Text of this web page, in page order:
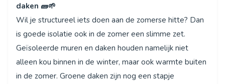
daken 🧱🌱
Wil je structureel iets doen aan de zomerse hitte? Dan
is goede isolatie ook in de zomer een slimme zet.
Geïsoleerde muren en daken houden namelijk niet
alleen kou binnen in de winter, maar ook warmte buiten
in de zomer. Groene daken zijn nog een stapje